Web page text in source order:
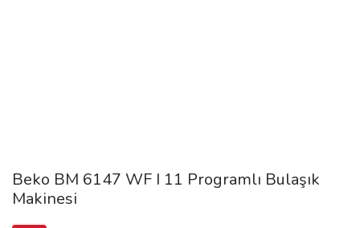
Beko BM 6147 WF I 11 Programlı Bulaşık
Makinesi